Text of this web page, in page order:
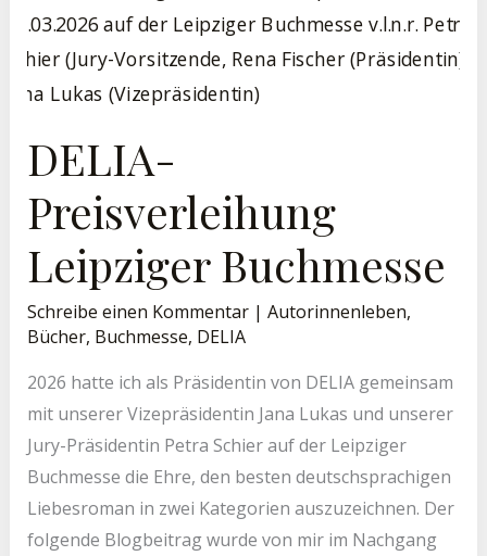
DELIA-
Preisverleihung
Leipziger Buchmesse
Schreibe einen Kommentar | Autorinnenleben,
Bücher, Buchmesse, DELIA
2026 hatte ich als Präsidentin von DELIA gemeinsam
mit unserer Vizepräsidentin Jana Lukas und unserer
Jury-Präsidentin Petra Schier auf der Leipziger
Buchmesse die Ehre, den besten deutschsprachigen
Liebesroman in zwei Kategorien auszuzeichnen. Der
folgende Blogbeitrag wurde von mir im Nachgang